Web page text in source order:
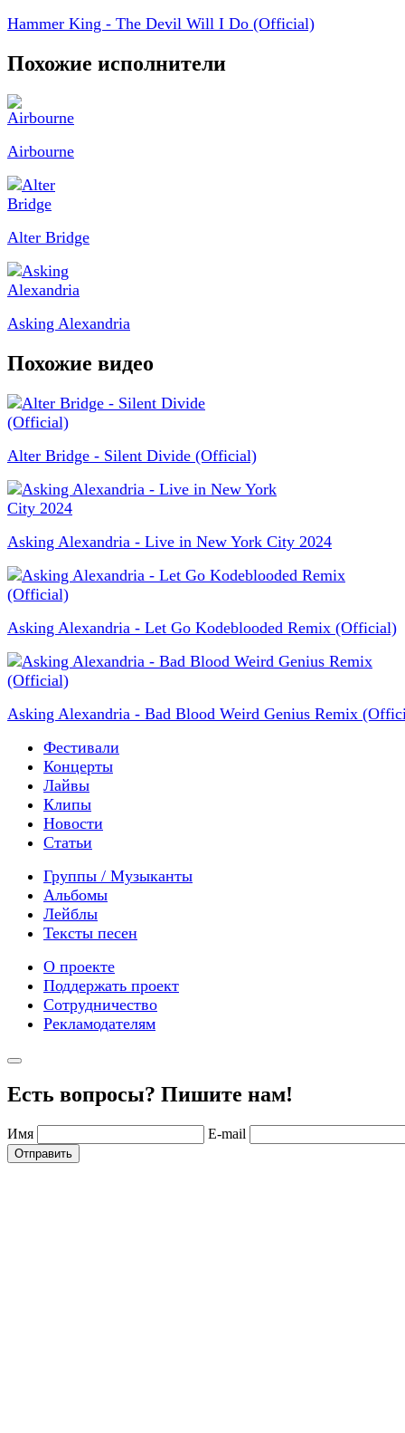
Hammer King - The Devil Will I Do (Official)
Похожие исполнители
Airbourne
Alter Bridge
Asking Alexandria
Похожие видео
Alter Bridge - Silent Divide (Official)
Asking Alexandria - Live in New York City 2024
Asking Alexandria - Let Go Kodeblooded Remix (Official)
Asking Alexandria - Bad Blood Weird Genius Remix
Фестивали
Концерты
Лайвы
Клипы
Новости
Статьи
Группы / Музыканты
Альбомы
Лейблы
Тексты песен
О проекте
Поддержать проект
Сотрудничество
Рекламодателям
Есть вопросы? Пишите нам!
Имя E-mail